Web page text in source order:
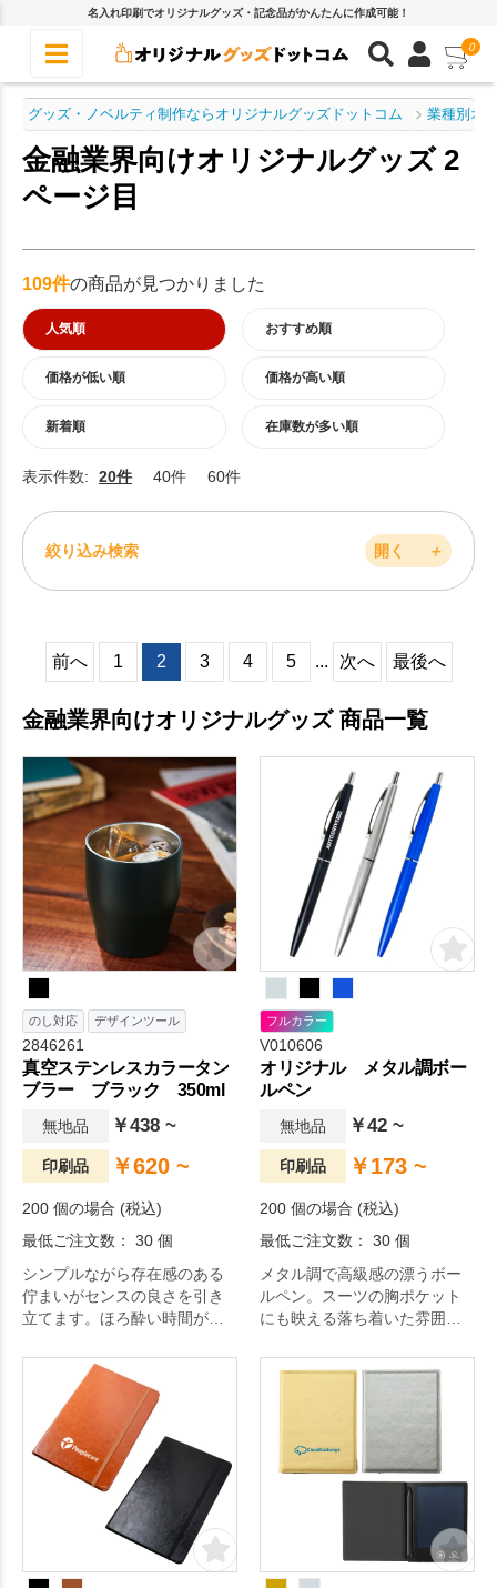
名入れ印刷でオリジナルグッズ・記念品がかんたんに作成可能！
0
グッズ・ノベルティ制作ならオリジナルグッズドットコム 業種別オ
金融業界向けオリジナルグッズ 2
ページ目
109件の商品が見つかりました
人気順 おすすめ順
価格が低い順 価格が高い順
新着順 在庫数が多い順
表示件数: 20件 40件 60件
絞り込み検索 開く ＋
前へ 1 2 3 4 5 ... 次へ 最後へ
金融業界向けオリジナルグッズ 商品一覧
のし対応 デザインツール
2846261
真空ステンレスカラータン
ブラー ブラック 350ml
無地品 ￥438 ~
印刷品 ￥620 ~
200 個の場合 (税込)
最低ご注文数： 30 個
シンプルながら存在感のある
佇まいがセンスの良さを引き
立てます。ほろ酔い時間が愉
フルカラー
V010606
オリジナル メタル調ボー
ルペン
無地品 ￥42 ~
印刷品 ￥173 ~
200 個の場合 (税込)
最低ご注文数： 30 個
メタル調で高級感の漂うボー
ルペン。スーツの胸ポケット
にも映える落ち着いた雰囲気